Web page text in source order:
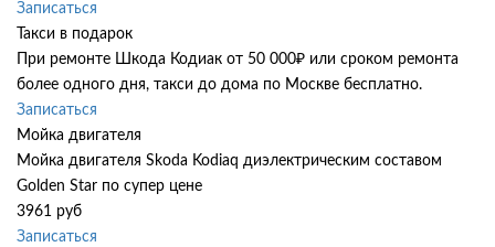
Записаться
Такси в подарок
При ремонте Шкода Кодиак от 50 000₽ или сроком ремонта
более одного дня, такси до дома по Москве бесплатно.
Записаться
Мойка двигателя
Мойка двигателя Skoda Kodiaq диэлектрическим составом
Golden Star по супер цене
3961 руб
Записаться